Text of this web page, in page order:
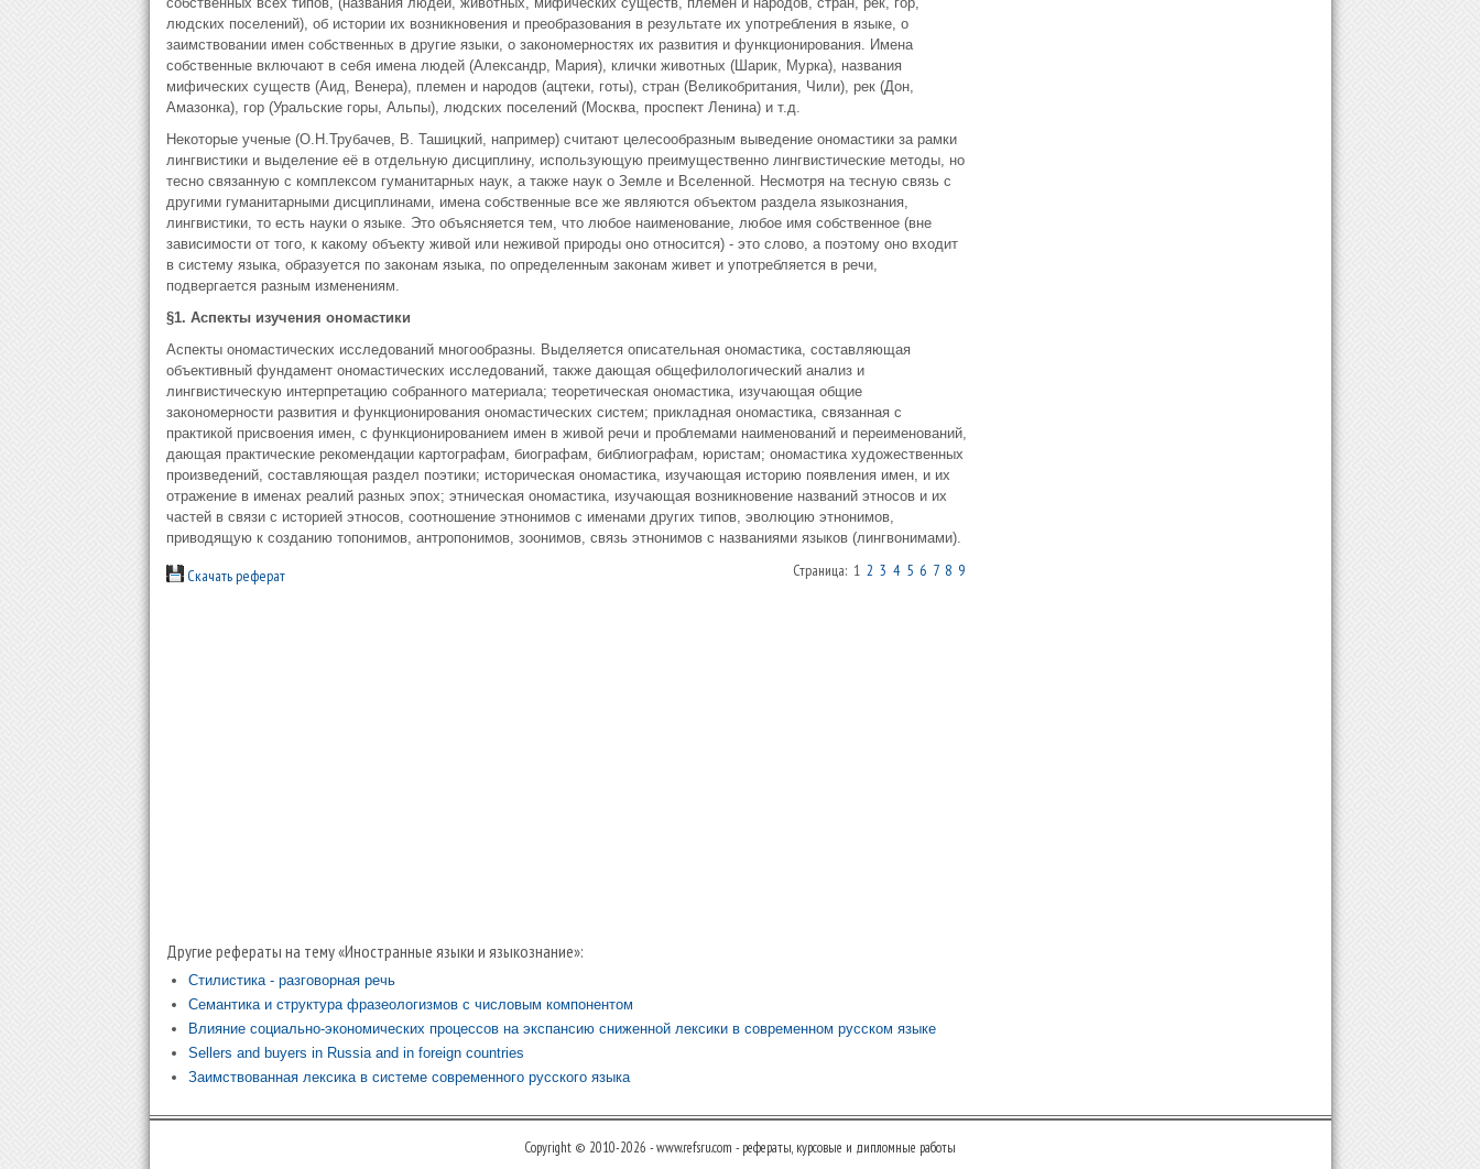
людских поселений), об истории их возникновения и преобразования в результате их употребления в языке, о
заимствовании имен собственных в другие языки, о закономерностях их развития и функционирования. Имена
собственные включают в себя имена людей (Александр, Мария), клички животных (Шарик, Мурка), названия
мифических существ (Аид, Венера), племен и народов (ацтеки, готы), стран (Великобритания, Чили), рек (Дон,
Амазонка), гор (Уральские горы, Альпы), людских поселений (Москва, проспект Ленина) и т.д.
Некоторые ученые (О.Н.Трубачев, В. Ташицкий, например) считают целесообразным выведение ономастики за рамки
лингвистики и выделение её в отдельную дисциплину, использующую преимущественно лингвистические методы, но
тесно связанную с комплексом гуманитарных наук, а также наук о Земле и Вселенной. Несмотря на тесную связь с
другими гуманитарными дисциплинами, имена собственные все же являются объектом раздела языкознания,
лингвистики, то есть науки о языке. Это объясняется тем, что любое наименование, любое имя собственное (вне
зависимости от того, к какому объекту живой или неживой природы оно относится) - это слово, а поэтому оно входит
в систему языка, образуется по законам языка, по определенным законам живет и употребляется в речи,
подвергается разным изменениям.
§1. Аспекты изучения ономастики
Аспекты ономастических исследований многообразны. Выделяется описательная ономастика, составляющая
объективный фундамент ономастических исследований, также дающая общефилологический анализ и
лингвистическую интерпретацию собранного материала; теоретическая ономастика, изучающая общие
закономерности развития и функционирования ономастических систем; прикладная ономастика, связанная с
практикой присвоения имен, с функционированием имен в живой речи и проблемами наименований и переименований,
дающая практические рекомендации картографам, биографам, библиографам, юристам; ономастика художественных
произведений, составляющая раздел поэтики; историческая ономастика, изучающая историю появления имен, и их
отражение в именах реалий разных эпох; этническая ономастика, изучающая возникновение названий этносов и их
частей в связи с историей этносов, соотношение этнонимов с именами других типов, эволюцию этнонимов,
приводящую к созданию топонимов, антропонимов, зоонимов, связь этнонимов с названиями языков (лингвонимами).
Скачать реферат Страница: 1 2 3 4 5 6 7 8 9
Другие рефераты на тему «Иностранные языки и языкознание»:
Стилистика - разговорная речь
Семантика и структура фразеологизмов с числовым компонентом
Влияние социально-экономических процессов на экспансию сниженной лексики в современном русском языке
Sellers and buyers in Russia and in foreign countries
Заимствованная лексика в системе современного русского языка
Copyright © 2010-2026 - www.refsru.com - рефераты, курсовые и дипломные работы